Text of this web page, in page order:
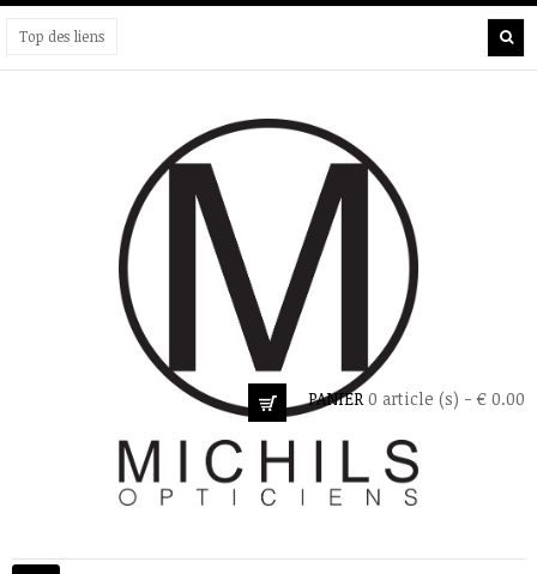
Top des liens
PANIER 0 article (s) - € 0.00